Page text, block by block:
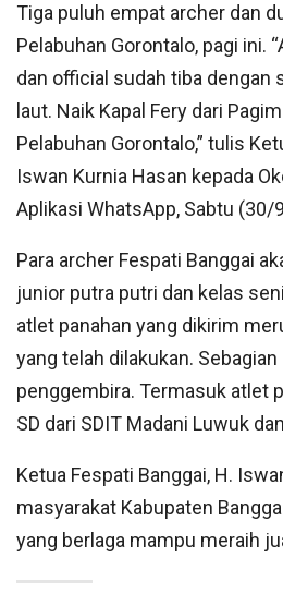
Tiga puluh empat archer dan
Pelabuhan Gorontalo, pagi ini.
dan official sudah tiba dengan
laut. Naik Kapal Fery dari
Pelabuhan Gorontalo,” tulis
Iswan Kurnia Hasan kepada
Aplikasi WhatsApp, Sabtu (30/
Para archer Fespati Banggai
junior putra putri dan kelas
atlet panahan yang dikirim
yang telah dilakukan.
penggembira. Termasuk atlet
SD dari SDIT Madani Luwuk
Ketua Fespati Banggai, H.
masyarakat Kabupaten
yang berlaga mampu meraih